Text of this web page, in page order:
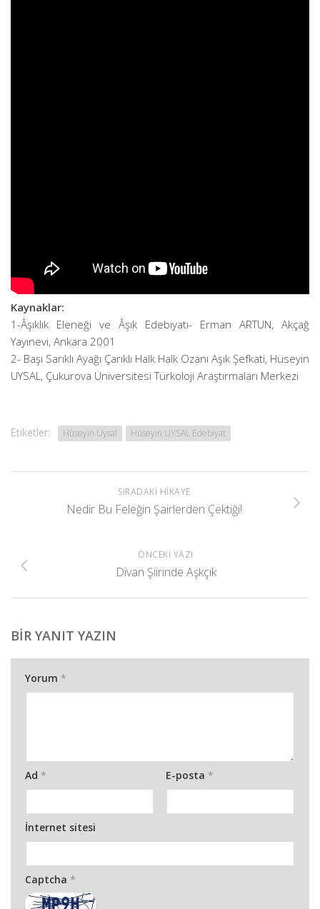
Kaynaklar:
1-Âşıklık Eleneği ve Âşık Edebiyatı- Erman ARTUN, Akçağ
Yayınevi, Ankara 2001
2- Başı Sarıklı Ayağı Çarıklı Halk Halk Ozanı Aşık Şefkati, Hüseyin
UYSAL, Çukurova Üniversitesi Türkoloji Araştırmaları Merkezi
Etiketler: Hüseyin Uysal Hüseyin UYSAL Edebiyat
SIRADAKI HIKAYE
Nedir Bu Feleğin Şairlerden Çektiği!
ÖNCEKI YAZI
Divan Şiirinde Aşkçık
BIR YANIT YAZIN
Yorum *
Ad * E-posta *
İnternet sitesi
Captcha *